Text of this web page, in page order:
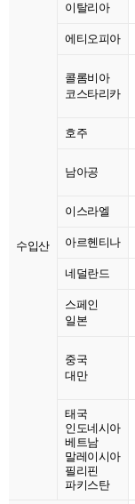
수입산
이탈리아
에티오피아
콜롬비아
코스타리카
호주
남아공
이스라엘
아르헨티나
네덜란드
스페인
일본
중국
대만
태국
인도네시아
베트남
말레이시아
필리핀
파키스탄